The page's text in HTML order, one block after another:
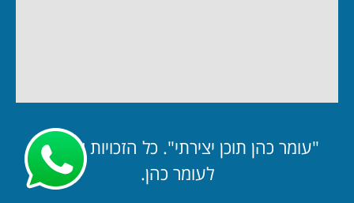
"עומר כהן תוכן יצירתי". כל הזכויות שמורות
לעומר כהן.